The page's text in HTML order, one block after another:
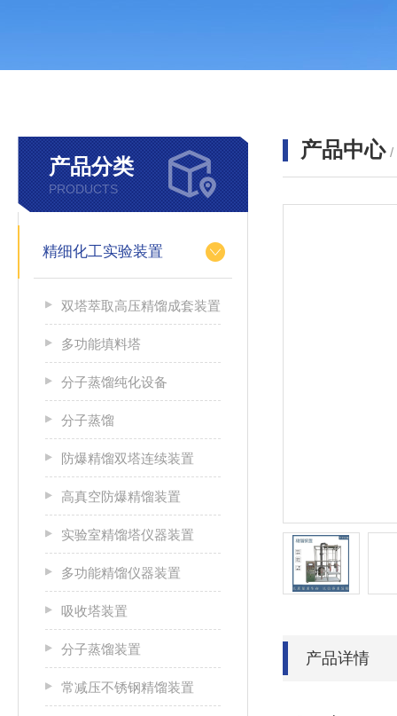
产品分类
PRODUCTS
精细化工实验装置
双塔萃取高压精馏成套装置
多功能填料塔
分子蒸馏纯化设备
分子蒸馏
防爆精馏双塔连续装置
高真空防爆精馏装置
实验室精馏塔仪器装置
多功能精馏仪器装置
吸收塔装置
分子蒸馏装置
常减压不锈钢精馏装置
产品中心 /
产品详情